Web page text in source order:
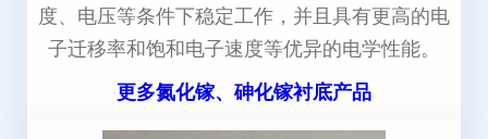
度、电压等条件下稳定工作，并且具有更高的电
子迁移率和饱和电子速度等优异的电学性能。
更多氮化镓、砷化镓衬底产品